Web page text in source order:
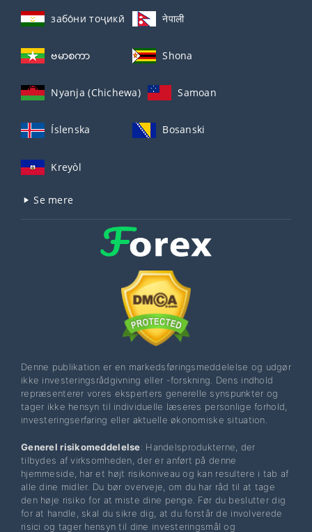
забо́ни тоҷикӣ́ नेपाली
ဗမာစကာ Shona
Nyanja (Chichewa) Samoan
Íslenska Bosanski
Kreyòl
Se mere
Denne publikation er en markedsføringsmeddelelse og udgør
ikke investeringsrådgivning eller -forskning. Dens indhold
repræsenterer vores eksperters generelle synspunkter og
tager ikke hensyn til individuelle læseres personlige forhold,
investeringserfaring eller aktuelle økonomiske situation.
Generel risikomeddelelse: Handelsprodukterne, der
tilbydes af virksomheden, der er anført på denne
hjemmeside, har et højt risikoniveau og kan resultere i tab af
alle dine midler. Du bør overveje, om du har råd til at tage
den høje risiko for at miste dine penge. Før du beslutter dig
for at handle, skal du sikre dig, at du forstår de involverede
risici og tager hensyn til dine investeringsmål og